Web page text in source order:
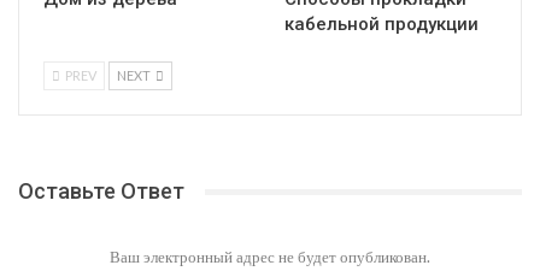
кабельной продукции
PREV NEXT
Оставьте Ответ
Ваш электронный адрес не будет опубликован.